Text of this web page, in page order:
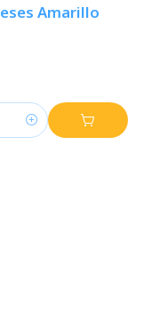
Amarillo